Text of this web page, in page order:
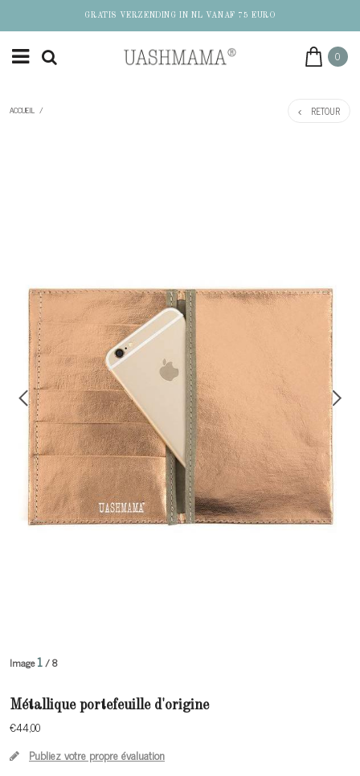
GRATIS VERZENDING IN NL VANAF 75 EURO
0
ACCUEIL / RETOUR
Image1/ 8
Métallique portefeuille d'origine
€44,00
Publiez votre propre évaluation